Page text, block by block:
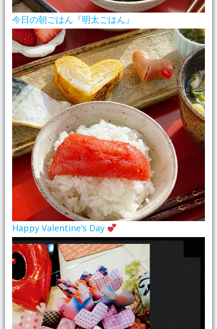
今日の朝ごはん『明太ごはん』
Happy Valentine’s Day